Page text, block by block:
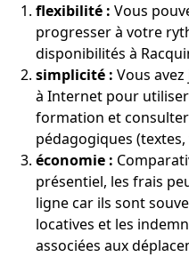
flexibilité : Vous
progresser à votre
disponibilités à
simplicité : Vous
à Internet pour
formation et
pédagogiques
économie :
présentiel, les frais
ligne car ils sont
locatives et les
associées aux